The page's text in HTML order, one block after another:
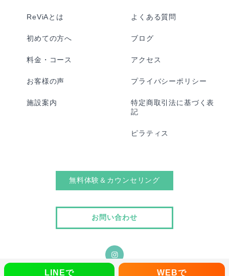
ReViAとは
初めての方へ
料金・コース
お客様の声
施設案内
よくある質問
ブログ
アクセス
プライバシーポリシー
特定商取引法に基づく表
記
ピラティス
無料体験＆カウンセリング
お問い合わせ
LINEで WEBで